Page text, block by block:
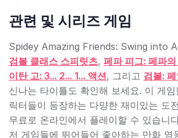
관련 및 시리즈 게임
Spidey Amazing Friends: Swing into
검볼 클래스 스피릿츠, 페파 피그: 페파
이탄 고: 3... 2... 1... 액션, 그리고 검볼:
신나는 타이틀도 확인해 보세요. 이 게
릭터들이 등장하는 다양한 재미있는 도
무료로 온라인에서 플레이할 수 있습니
저 게임들에 뛰어들어 좋아하는 만화 영